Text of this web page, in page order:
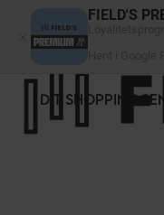
FIELD'S
DIT
CCookie-styringspanel